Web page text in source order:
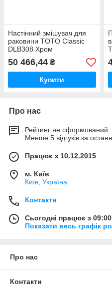
Настінний змішувач для
раковини TOTO Classic
DLB308 Хром
50 466,44 ₴
Купити
Про нас
Рейтинг не сформований
Менше 5 відгуків за
Працює з 10.12.2015
м. Київ
Київ, Україна
Контакти
Сьогодні працює з
Показати весь графік
Про нас
Контакти